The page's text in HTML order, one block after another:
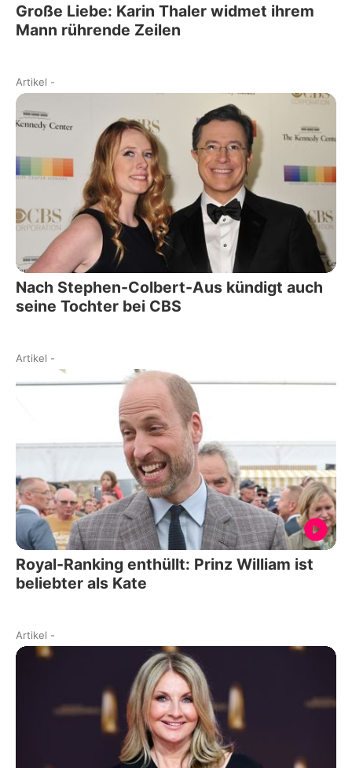
Große Liebe: Karin Thaler widmet ihrem
Mann rührende Zeilen
Artikel -
Nach Stephen-Colbert-Aus kündigt auch
seine Tochter bei CBS
Artikel -
Royal-Ranking enthüllt: Prinz William ist
beliebter als Kate
Artikel -